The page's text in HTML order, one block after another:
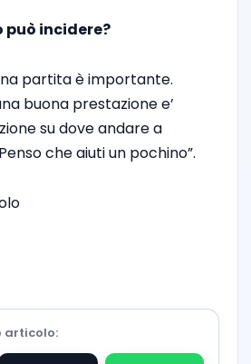
incidere?
partita è importante.
buona prestazione e’
su dove andare a
che aiuti un pochino”.
articolo: